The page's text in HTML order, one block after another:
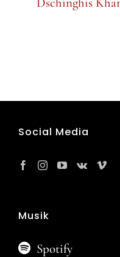
Social Media
Musik
Spotify